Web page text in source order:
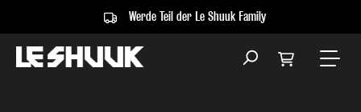
Werde Teil der Le Shuuk Family